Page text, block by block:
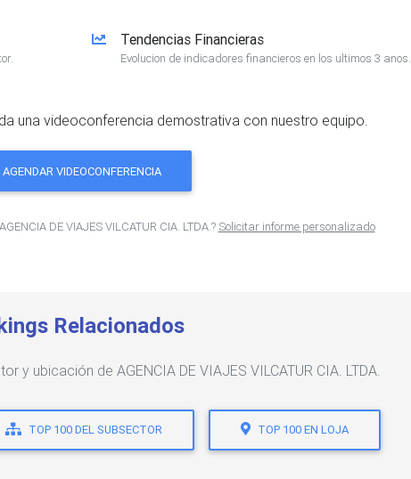
Tendencias Financieras
Evolucion de indicadores financieros en los ultimos 3 anos.
una videoconferencia demostrativa con nuestro equipo.
AGENDAR VIDEOCONFERENCIA
DE VIAJES VILCATUR CIA. LTDA.? Solicitar informe personalizado
Relacionados
y ubicación de AGENCIA DE VIAJES VILCATUR CIA. LTDA.
TOP 100 DEL SUBSECTOR TOP 100 EN LOJA